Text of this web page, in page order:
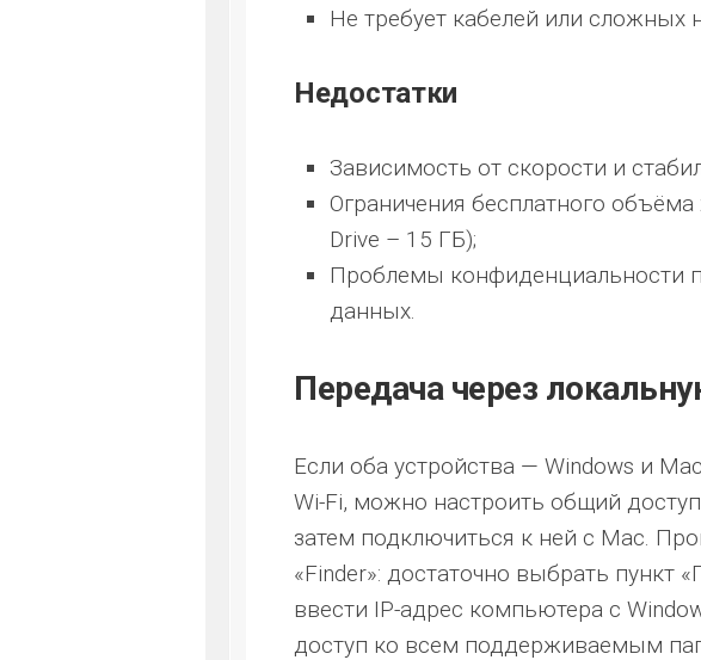
Не требует кабелей или сложных
Недостатки
Зависимость от скорости и
Ограничения бесплатного
Drive – 15 ГБ);
Проблемы конфиденциальности
данных.
Передача через
Если оба устройства — Windows и
Wi-Fi, можно настроить общий
затем подключиться к ней с Mac.
«Finder»: достаточно выбрать пункт
ввести IP-адрес компьютера с
доступ ко всем поддерживаемым